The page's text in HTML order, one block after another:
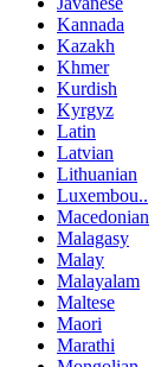
Kannada
Kazakh
Khmer
Kurdish
Kyrgyz
Latin
Latvian
Lithuanian
Luxembou..
Macedonian
Malagasy
Malay
Malayalam
Maltese
Maori
Marathi